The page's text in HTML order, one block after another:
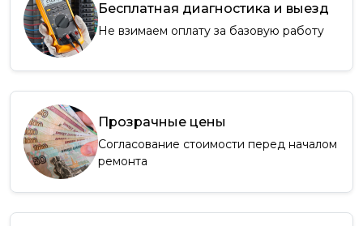
Бесплатная диагностика и выезд
Не взимаем оплату за базовую работу
Прозрачные цены
Согласование стоимости перед началом
ремонта